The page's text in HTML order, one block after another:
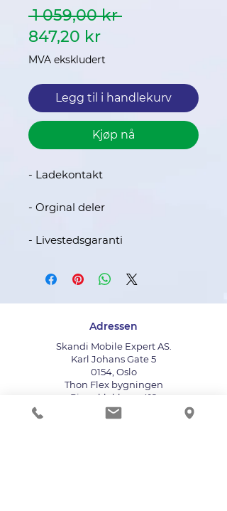
1 059,00 kr Vanlig
847,20 krSalgspris
MVA ekskludert
Legg til i handlekurv
Kjøp nå
- Ladekontakt
- Orginal deler
- Livestedsgaranti
Adressen
Skandi Mobile Expert AS.
Karl Johans Gate 5
0154, Oslo
Thon Flex bygningen
Ringeklokken : 412
Bruk heisen til fjerde etasje
info@mobileexpert.no